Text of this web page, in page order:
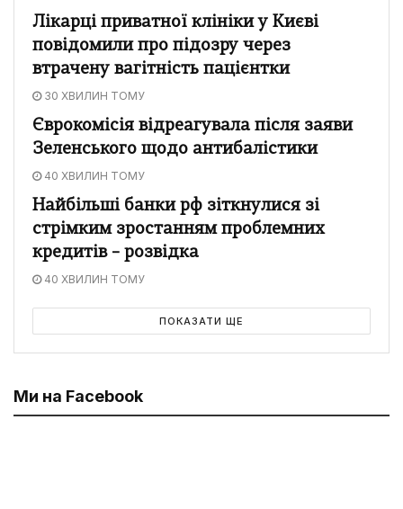
Лікарці приватної клініки у Києві
повідомили про підозру через
втрачену вагітність пацієнтки
30 ХВИЛИН ТОМУ
Єврокомісія відреагувала після заяви
Зеленського щодо антибалістики
40 ХВИЛИН ТОМУ
Найбільші банки рф зіткнулися зі
стрімким зростанням проблемних
кредитів – розвідка
40 ХВИЛИН ТОМУ
ПОКАЗАТИ ЩЕ
Ми на Facebook